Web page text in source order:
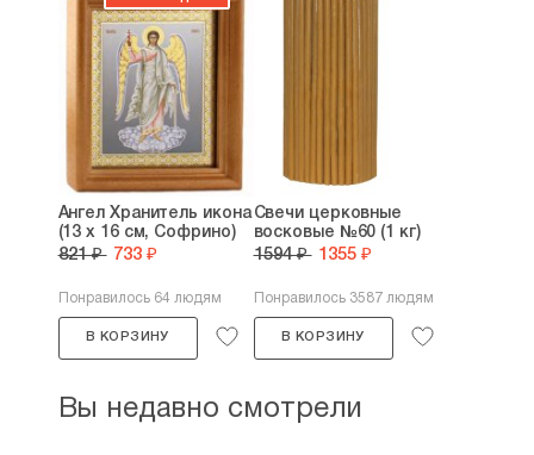
Ангел Хранитель икона
(13 х 16 см, Софрино)
821 ₽ 733 ₽
Понравилось 64 людям
В КОРЗИНУ
Свечи церковные
восковые №60 (1 кг)
1594 ₽ 1355 ₽
Понравилось 3587 людям
В КОРЗИНУ
Вы недавно смотрели